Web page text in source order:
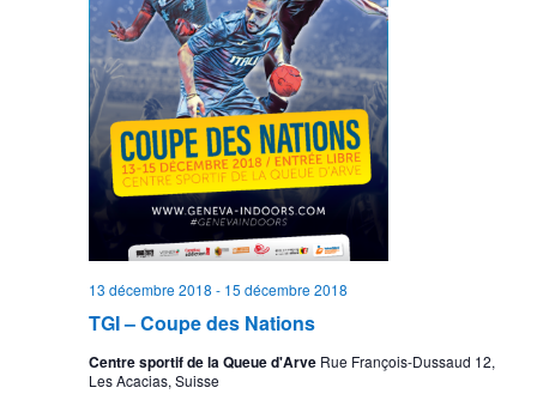
TGI – Coupe des Nations
13 décembre 2018 - 15 décembre 2018
Centre sportif de la Queue d'Arve Rue François-Dussaud 12,
Les Acacias, Suisse